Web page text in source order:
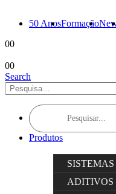
50 AnosFormação
00
00
Search
Products
search
Produtos
ADITIVOS